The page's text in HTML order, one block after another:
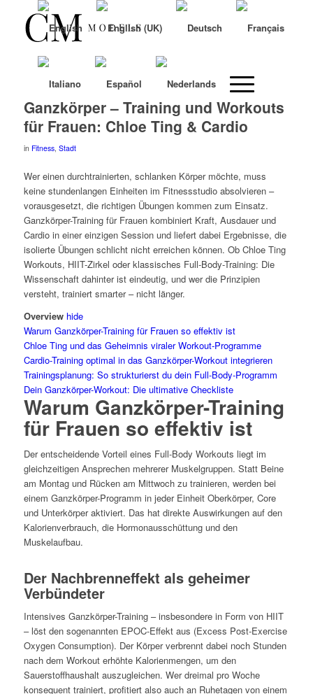
Ganzkörper – Training und Workouts
für Frauen: Chloe Ting & Cardio
in Fitness, Stadt
Wer einen durchtrainierten, schlanken Körper möchte, muss
keine stundenlangen Einheiten im Fitnessstudio absolvieren –
vorausgesetzt, die richtigen Übungen kommen zum Einsatz.
Ganzkörper-Training für Frauen kombiniert Kraft, Ausdauer und
Cardio in einer einzigen Session und liefert dabei Ergebnisse, die
isolierte Übungen schlicht nicht erreichen können. Ob Chloe Ting
Workouts, HIIT-Zirkel oder klassisches Full-Body-Training: Die
Wissenschaft dahinter ist eindeutig, und wer die Prinzipien
versteht, trainiert smarter – nicht länger.
Overview hide
Warum Ganzkörper-Training für Frauen so effektiv ist
Chloe Ting und das Geheimnis viraler Workout-Programme
Cardio-Training optimal in das Ganzkörper-Workout integrieren
Trainingsplanung: So strukturierst du dein Full-Body-Programm
Dein Ganzkörper-Workout: Die ultimative Checkliste
Warum Ganzkörper-Training
für Frauen so effektiv ist
Der entscheidende Vorteil eines Full-Body Workouts liegt im
gleichzeitigen Ansprechen mehrerer Muskelgruppen. Statt Beine
am Montag und Rücken am Mittwoch zu trainieren, werden bei
einem Ganzkörper-Programm in jeder Einheit Oberkörper, Core
und Unterkörper aktiviert. Das hat direkte Auswirkungen auf den
Kalorienverbrauch, die Hormonausschüttung und den
Muskelaufbau.
Der Nachbrenneffekt als geheimer
Verbündeter
Intensives Ganzkörper-Training – insbesondere in Form von HIIT
– löst den sogenannten EPOC-Effekt aus (Excess Post-Exercise
Oxygen Consumption). Der Körper verbrennt dabei noch Stunden
nach dem Workout erhöhte Kalorienmengen, um den
Sauerstoffhaushalt auszugleichen. Wer dreimal pro Woche
konsequent trainiert, profitiert also auch an Ruhetagen von einem